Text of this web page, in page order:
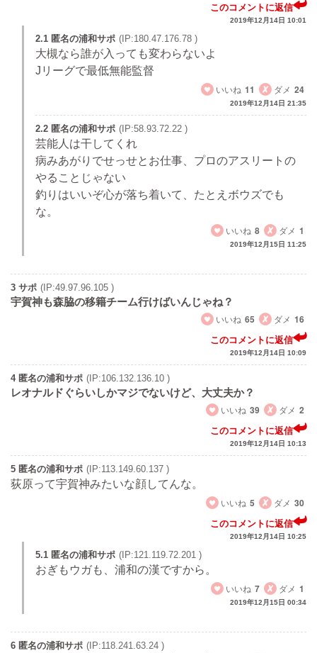
このコメントに返信
2019年12月14日 10:01
2.1 匿名の浦和サポ (IP:180.47.176.78 )
大槻なら誰が入っても変わらないよ
Jリーグで最低無能監督
いいね 11 ダメ 24
2019年12月14日 21:35
2.2 匿名の浦和サポ (IP:58.93.72.22 )
芸能人は干してくれ
病みあがりでせっせとお仕事、プロのアスリートの
やることじゃない
釣りはいいぞ心が落ち着いて、たとえボウズでも
な。
いいね 8 ダメ 1
2019年12月15日 11:25
3 サポ (IP:49.97.96.105 )
宇賀神も森脇の移籍チーム行けばいんじゃね？
いいね 65 ダメ 16
このコメントに返信
2019年12月14日 10:09
4 匿名の浦和サポ (IP:106.132.136.10 )
レオナルドぐらいしかマジでないけど、大丈夫か？
いいね 39 ダメ 2
このコメントに返信
2019年12月14日 10:13
5 匿名の浦和サポ (IP:113.149.60.137 )
荻原って宇賀神みたいな顔してんな。
いいね 5 ダメ 30
このコメントに返信
2019年12月14日 10:25
5.1 匿名の浦和サポ (IP:121.119.72.201 )
おぎもウガも、浦和の漢ですから。
いいね 7 ダメ 1
2019年12月15日 00:34
6 匿名の浦和サポ (IP:118.241.63.24 )